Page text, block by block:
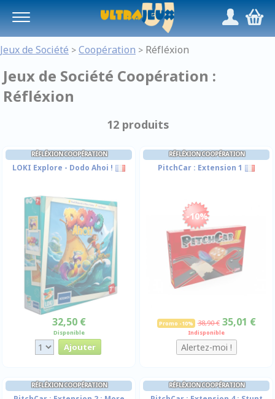
/,
Jeux de Société > Coopération > Réfléxion
Jeux de Société Coopération :
Réfléxion
12 produits
RÉFLÉXION COOPÉRATION
LOKI Explore - Dodo Ahoi !
32,50 €
Disponible
RÉFLÉXION COOPÉRATION
PitchCar : Extension 1
-10%
Promo -10% 38,90 € 35,01 €
Indisponible
RÉFLÉXION COOPÉRATION RÉFLÉXION COOPÉRATION